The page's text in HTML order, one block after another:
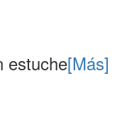
estuche[Más]